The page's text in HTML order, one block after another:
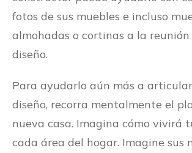
fotos de sus muebles e incluso
almohadas o cortinas a la
diseño.
Para ayudarlo aún más a
diseño, recorra mentalmente el
nueva casa. Imagina cómo vivirá
cada área del hogar. Imagine sus